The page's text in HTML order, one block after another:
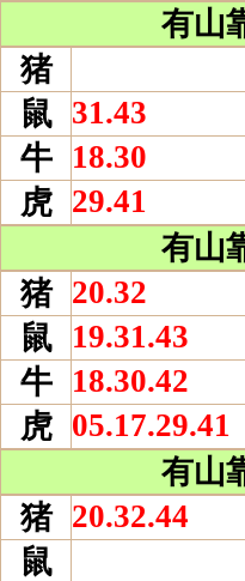
有山
猪
鼠 31.43
牛
18.30
虎 29.41
有山
猪 20.32
鼠
19.31.43
牛
18.30.42
虎 05.17.29.41
有山
猪 20.32.44
鼠